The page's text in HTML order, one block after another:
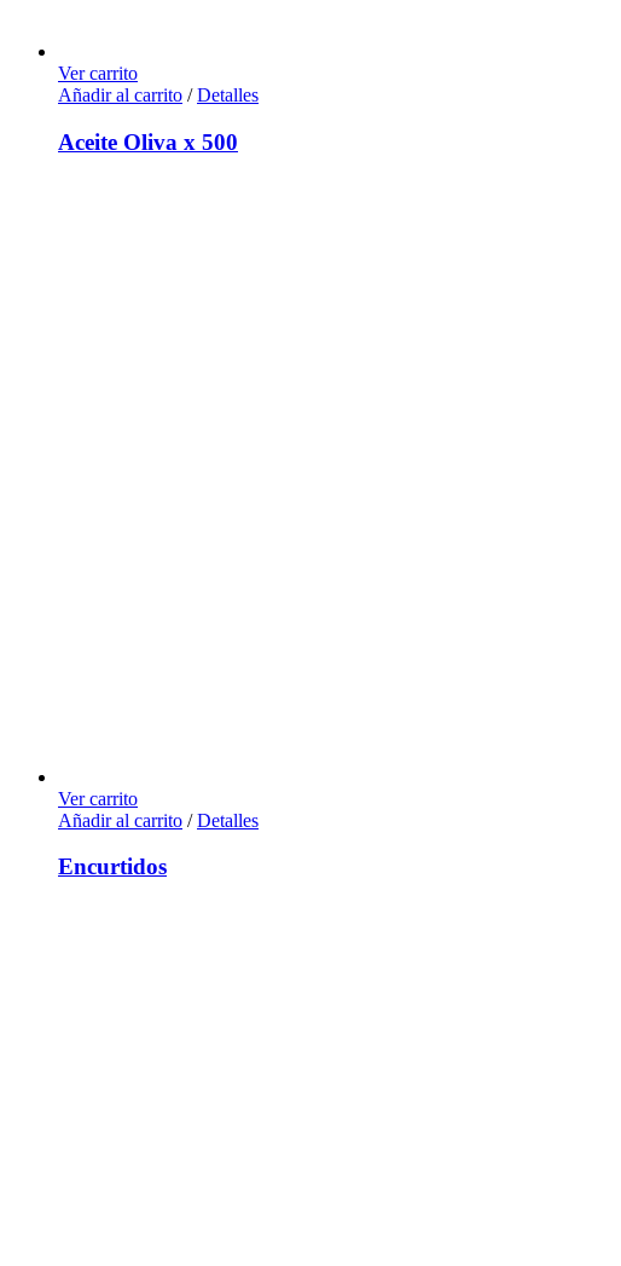
Ver carrito
Añadir al carrito / Detalles
Aceite Oliva x 500
Ver carrito
Añadir al carrito / Detalles
Encurtidos